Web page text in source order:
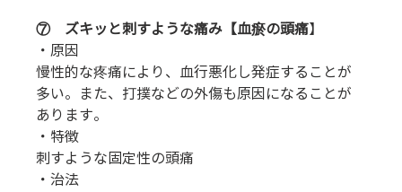
⑦    ズキッと刺すような痛み【血瘀の頭痛】
・原因
慢性的な疼痛により、血行悪化し発症することが
多い。また、打撲などの外傷も原因になることが
あります。
・特徴
刺すような固定性の頭痛
・治法